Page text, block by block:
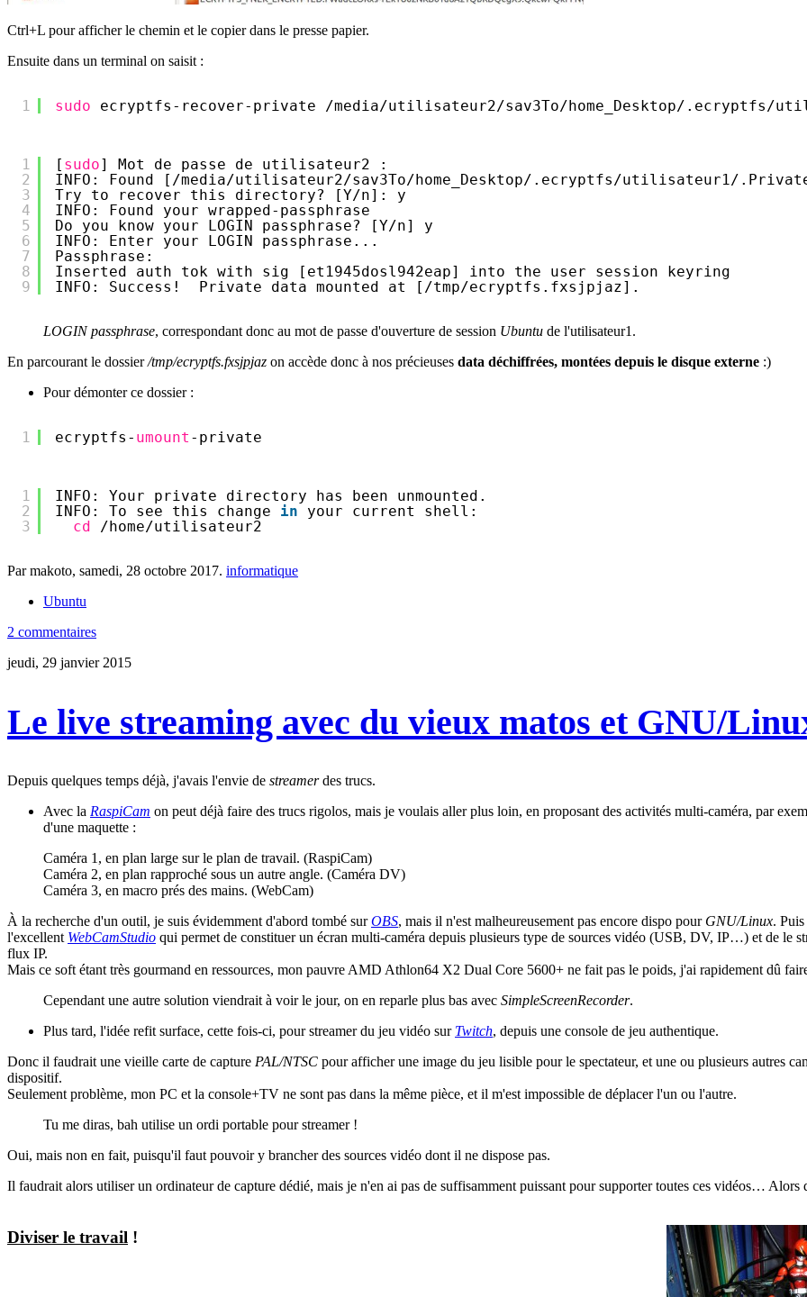
Ctrl+L pour afficher le chemin et le copier dans le presse papier.
Ensuite dans un terminal on saisit :
1 sudo ecryptfs-recover-private /media/utilisateur2/sav3To/home_Desktop/ .ecryptfs/
1
2
3
4
5
6
7
8
9
[ sudo] Mot de passe de utilisateur2 :
INFO: Found [ /media/utilisateur2/sav3To/home_Desktop/ .ecryptfs/utilisateur1/
Try to recover this directory? [Y/n]: y
INFO: Found your wrapped-passphrase
Do you know your LOGIN passphrase? [Y/n] y
INFO: Enter your LOGIN passphrase...
Passphrase:
Inserted auth tok with sig [et1945dosl942eap] into the user session keyring
INFO: Success!  Private data mounted at [ /tmp/ecryptfs .fxsjpjaz].
LOGIN passphrase, correspondant donc au mot de passe d'ouverture de session Ubuntu de l'utilisateur1.
En parcourant le dossier/tmp/ecryptfs.fxsjpjaz on accède donc à nos précieuses data déchiffrées, montées depuis le disque externe :)
Pour démonter ce dossier :
1 ecryptfs- umount -private
1
2
3
INFO: Your private directory has been unmounted.
INFO: To see this change in
your current shell:
cd
/home/utilisateur2
Par makoto, samedi, 28 octobre 2017. informatique
Ubuntu
2 commentaires
jeudi, 29 janvier 2015
Le live streaming avec du vieux matos et GNU/
Depuis quelques temps déjà, j'avais l'envie de streamerdes trucs.
Avec la RaspiCam on peut déjà faire des trucs rigolos, mais je voulais aller plus loin, en proposant des activités multi-caméra, par
d'une maquette :
Caméra 1, en plan large sur le plan de travail. (RaspiCam)
Caméra 2, en plan rapproché sous un autre angle. (Caméra DV)
Caméra 3, en macro prés des mains. (WebCam)
À la recherche d'un outil, je suis évidemment d'abord tombé surOBS, mais il n'est malheureusement pas encore dispo pour GNU/Linux.
l'excellent WebCamStudio qui permet de constituer un écran multi-caméra depuis plusieurs type de sources vidéo (USB, DV, IP…) et de le
flux IP.
Mais ce soft étant très gourmand en ressources, mon pauvre AMD Athlon64 X2 Dual Core 5600+ ne fait pas le poids, j'ai rapidement dû
Cependant une autre solution viendrait à voir le jour, on en reparle plus bas avec SimpleScreenRecorder.
Plus tard, l'idée refit surface, cette fois-ci, pour streamer du jeu vidéo sur Twitch, depuis une console de jeu authentique.
Donc il faudrait une vieille carte de capture PAL/NTSC pour afficher une image du jeu lisible pour le spectateur, et une ou plusieurs autres
dispositif.
Seulement problème, mon PC et la console+TV ne sont pas dans la même pièce, et il m'est impossible de déplacer l'un ou l'autre.
Tu me diras, bah utilise un ordi portable pour streamer !
Oui, mais non en fait, puisqu'il faut pouvoir y brancher des sources vidéo dont il ne dispose pas.
Il faudrait alors utiliser un ordinateur de capture dédié, mais je n'en ai pas de suffisamment puissant pour supporter toutes ces vidéos… Alors
Diviser le travail !